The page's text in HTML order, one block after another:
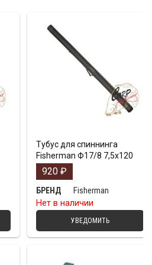
Тубус для спиннинга
Fisherman Ф17/8 7,5х120
920 ₽
БРЕНД
Fisherman
Нет в наличии
УВЕДОМИТЬ